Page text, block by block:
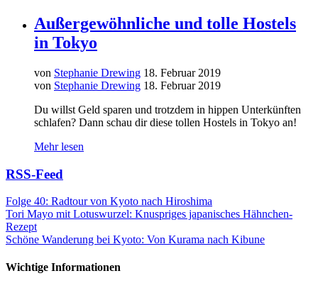
Außergewöhnliche und tolle Hostels
in Tokyo
von Stephanie Drewing 18. Februar 2019
von Stephanie Drewing 18. Februar 2019
Du willst Geld sparen und trotzdem in hippen Unterkünften
schlafen? Dann schau dir diese tollen Hostels in Tokyo an!
Mehr lesen
RSS-Feed
Folge 40: Radtour von Kyoto nach Hiroshima
Tori Mayo mit Lotuswurzel: Knuspriges japanisches Hähnchen-
Rezept
Schöne Wanderung bei Kyoto: Von Kurama nach Kibune
Wichtige Informationen